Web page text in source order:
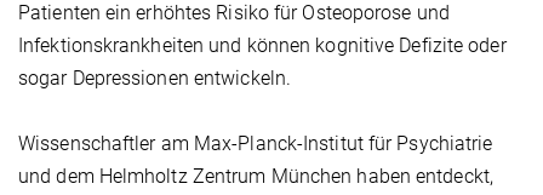
Patienten ein erhöhtes Risiko für Osteoporose und
Infektionskrankheiten und können kognitive Defizite oder
sogar Depressionen entwickeln.
Wissenschaftler am Max-Planck-Institut für Psychiatrie
und dem Helmholtz Zentrum München haben entdeckt,